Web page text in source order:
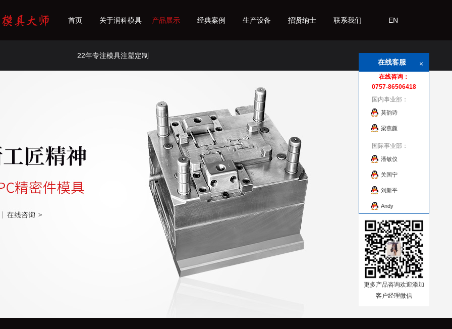
首页 关于润科模具 产品展示 经典案例 生产设备 招贤纳士 联系我们 EN
22年专注模具注塑定制
在线客服 ×
在线咨询：
0757-86506418
国内事业部：
莫韵诗
梁燕颜
国际事业部：
潘敏仪
关国宁
刘新平
Andy
更多产品咨询欢迎添加
客户经理微信